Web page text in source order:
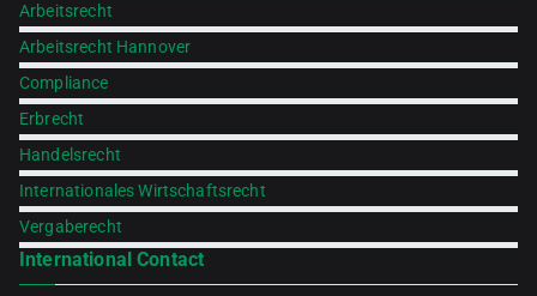
Arbeitsrecht
Arbeitsrecht Hannover
Compliance
Erbrecht
Handelsrecht
Internationales Wirtschaftsrecht
Vergaberecht
International Contact